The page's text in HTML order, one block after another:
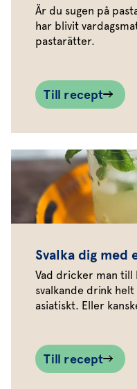
Är du sugen på
har blivit
pastarätter.
Till recept
Svalka dig med
Vad dricker man till
svalkande drink
asiatiskt. Eller
Till recept